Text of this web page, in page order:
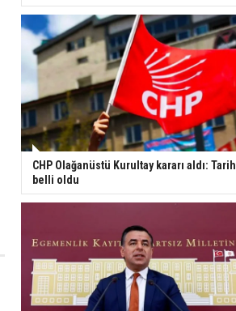
CHP Olağanüstü Kurultay kararı aldı: Tarih
belli oldu